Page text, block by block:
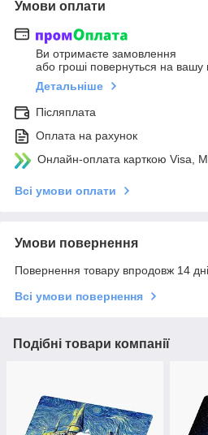
Умови оплати
Ви отримаєте замовлення
або гроші повернуться на вашу
Детальніше
Післяплата
Оплата на рахунок
Онлайн-оплата карткою Visa,
Всі умови оплати
Умови повернення
Повернення товару впродовж 14
Всі умови повернення
Подібні товари компанії